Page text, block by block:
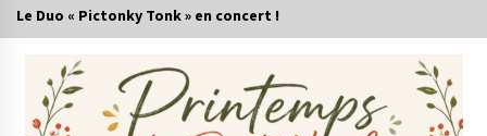
Le Duo « Pictonky Tonk » en concert !